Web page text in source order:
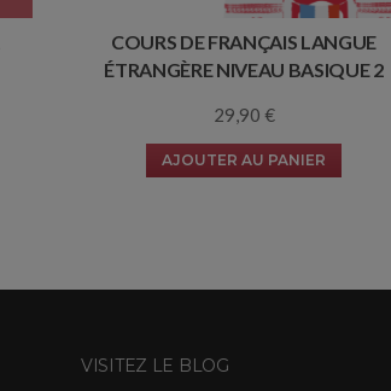
COURS DE FRANÇAIS LANGUE
ÉTRANGÈRE NIVEAU BASIQUE 2
29,90 €
AJOUTER AU PANIER
VISITEZ LE BLOG